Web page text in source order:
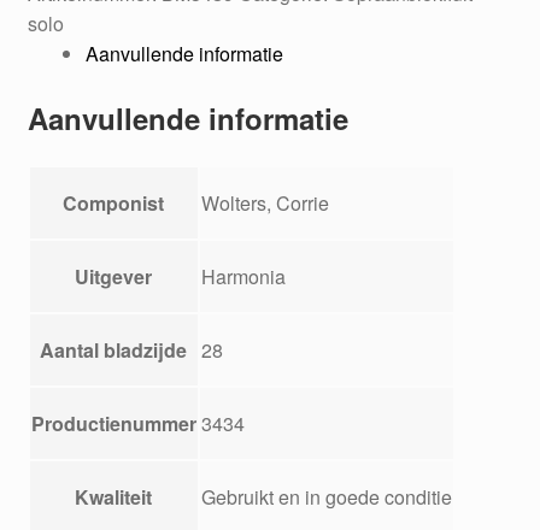
(sorpraanblokfluit)
aantal
solo
Aanvullende informatie
Aanvullende informatie
Componist Wolters, Corrie
Uitgever Harmonia
Aantal bladzijde 28
Productienummer3434
Kwaliteit Gebruikt en in goede conditie